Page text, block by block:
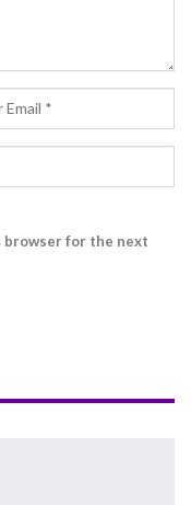
browser for the next